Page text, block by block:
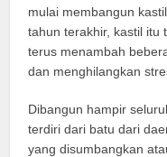
mulai membangun
tahun terakhir, kastil itu
terus menambah
dan menghilangkan
Dibangun hampir
terdiri dari batu dari
yang disumbangkan